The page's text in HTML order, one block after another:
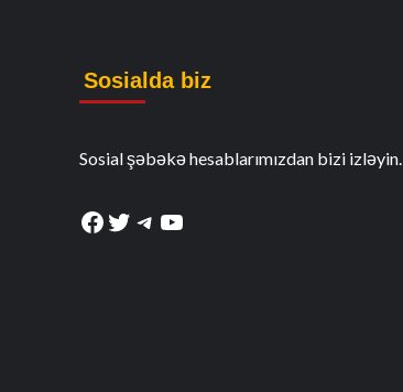
Sosialda biz
Sosial şəbəkə hesablarımızdan bizi izləyin.
Facebook
Twitter
Telegram
YouTube